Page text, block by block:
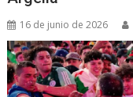
16 de junio de 2026